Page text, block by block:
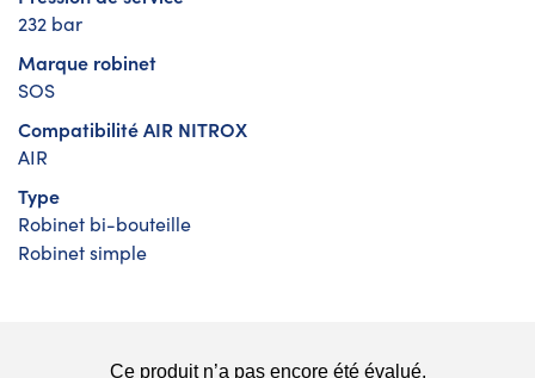
232 bar
Marque robinet
SOS
Compatibilité AIR NITROX
AIR
Type
Robinet bi-bouteille
Robinet simple